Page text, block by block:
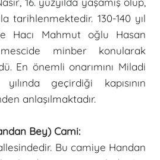
tarihlenmektedir. 130-140 yıl
Hacı Mahmut oğlu Hasan
minber konularak
En önemli onarımını Miladi
geçirdiği kapısının
anlaşılmaktadır.
Bey) Cami:
Bu camiye Handan